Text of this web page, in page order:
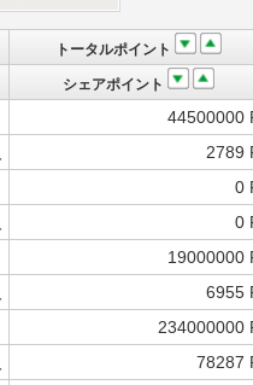
トータルポイント
シェアポイント
44500000
2789
0
0
19000000
6955
234000000
78287